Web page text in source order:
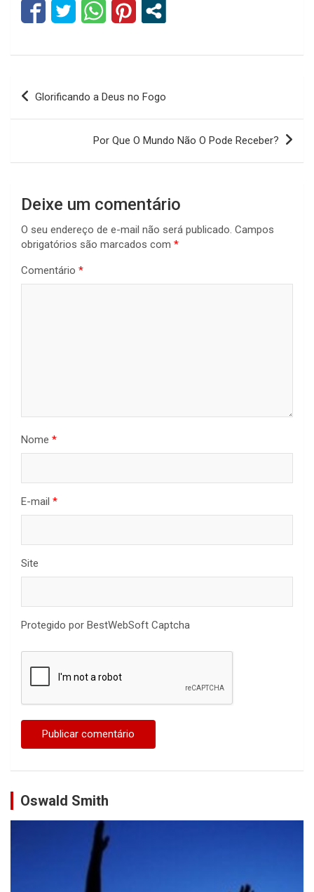
Navegação
Glorificando a Deus no Fogo
Por Que O Mundo Não O Pode Receber?
Deixe um comentário
O seu endereço de e-mail não será publicado. Campos
obrigatórios são marcados com *
Comentário *
Nome *
E-mail *
Site
Protegido por BestWebSoft Captcha
Oswald Smith